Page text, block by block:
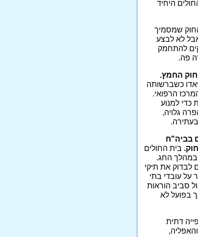
היחיד
שמסמיך
לא לבצע
להתחמק
פה.
חוק החמץ.
כשברשותה
הרפואי.
כדי למנוע
גלויה,
בביה"ח
בית החולים
במהלך החג.
לבדוק את תיקי
על עובדי בתי
סביב הוראות
בפועל לא
דתית